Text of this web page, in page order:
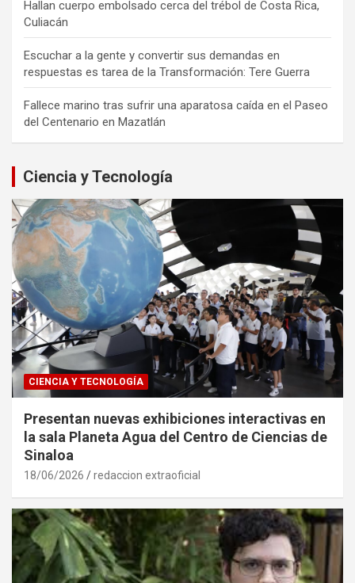
Hallan cuerpo embolsado cerca del trébol de Costa Rica,
Culiacán
Escuchar a la gente y convertir sus demandas en
respuestas es tarea de la Transformación: Tere Guerra
Fallece marino tras sufrir una aparatosa caída en el Paseo
del Centenario en Mazatlán
Ciencia y Tecnología
CIENCIA Y TECNOLOGÍA
Presentan nuevas exhibiciones interactivas en
la sala Planeta Agua del Centro de Ciencias de
Sinaloa
18/06/2026 redaccion extraoficial